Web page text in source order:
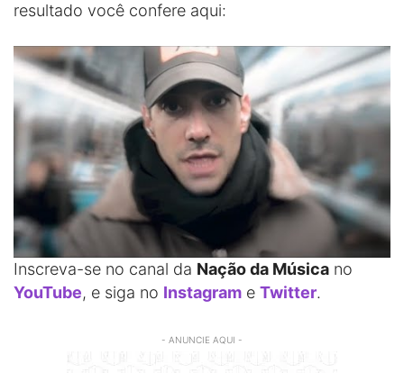
resultado você confere aqui:
Inscreva-se no canal da Nação da Música no
YouTube, e siga no Instagram e Twitter.
- ANUNCIE AQUI -